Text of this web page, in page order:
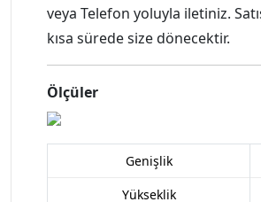
veya Telefon yoluyla iletiniz.
kısa sürede size dönecektir.
Ölçüler
Genişlik
Yükseklik